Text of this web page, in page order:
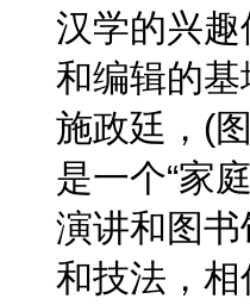
汉学的兴
和编辑的基
施政廷，(
是一个“家
演讲和图
和技法，